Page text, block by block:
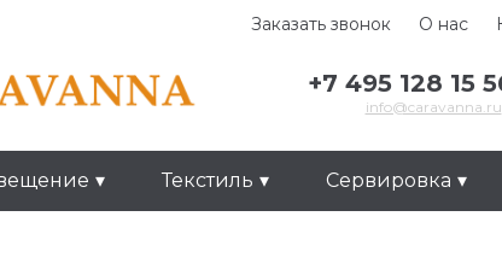
Заказать звонок О нас
+7 495 128 15
info@caravanna.ru
Текстиль Сервировка